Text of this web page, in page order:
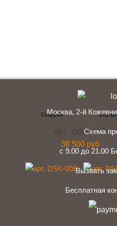
арт. DSK-010
38 500 руб
Москва, 2-й
Схема
с 9.00 до 21.00
Вызвать
Бесплатная